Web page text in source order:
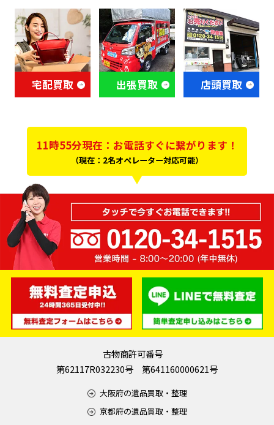
宅配買取 出張買取 店頭買取
11時55分現在：お電話すぐに繋がります！
（現在：2名オペレーター対応可能）
古物商許可番号
第62117R032230号 第641160000621号
大阪府の遺品買取・整理
京都府の遺品買取・整理